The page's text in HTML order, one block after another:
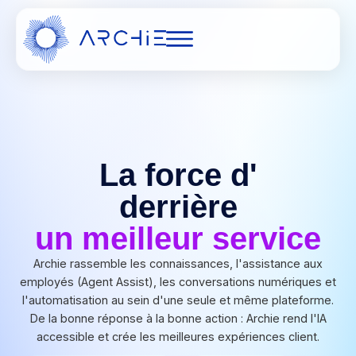
La force d'
derrière
un meilleur service
Archie rassemble les connaissances, l'assistance aux
employés (Agent Assist), les conversations numériques et
l'automatisation au sein d'une seule et même plateforme.
De la bonne réponse à la bonne action : Archie rend l'IA
accessible et crée les meilleures expériences client.